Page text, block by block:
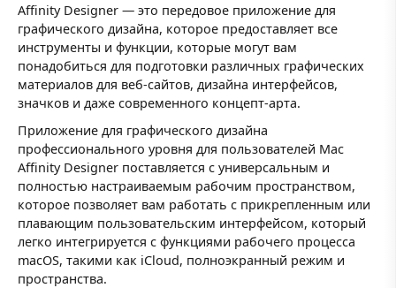
Affinity Designer — это передовое приложение для
графического дизайна, которое предоставляет все
инструменты и функции, которые могут вам
понадобиться для подготовки различных графических
материалов для веб-сайтов, дизайна интерфейсов,
значков и даже современного концепт-арта.
Приложение для графического дизайна
профессионального уровня для пользователей Mac
Affinity Designer поставляется с универсальным и
полностью настраиваемым рабочим пространством,
которое позволяет вам работать с прикрепленным или
плавающим пользовательским интерфейсом, который
легко интегрируется с функциями рабочего процесса
macOS, такими как iCloud, полноэкранный режим и
пространства.